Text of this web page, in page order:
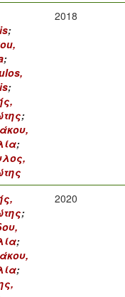
;
;
;
;
;
2018
;
;
;
2020